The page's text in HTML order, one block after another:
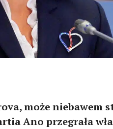
może niebawem
Ano przegrała